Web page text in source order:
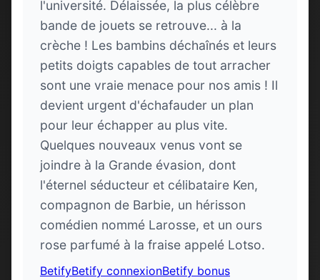
l'université. Délaissée, la plus célèbre
bande de jouets se retrouve... à la
crèche ! Les bambins déchaînés et leurs
petits doigts capables de tout arracher
sont une vraie menace pour nos amis ! Il
devient urgent d'échafauder un plan
pour leur échapper au plus vite.
Quelques nouveaux venus vont se
joindre à la Grande évasion, dont
l'éternel séducteur et célibataire Ken,
compagnon de Barbie, un hérisson
comédien nommé Larosse, et un ours
rose parfumé à la fraise appelé Lotso.
BetifyBetify connexionBetify bonus